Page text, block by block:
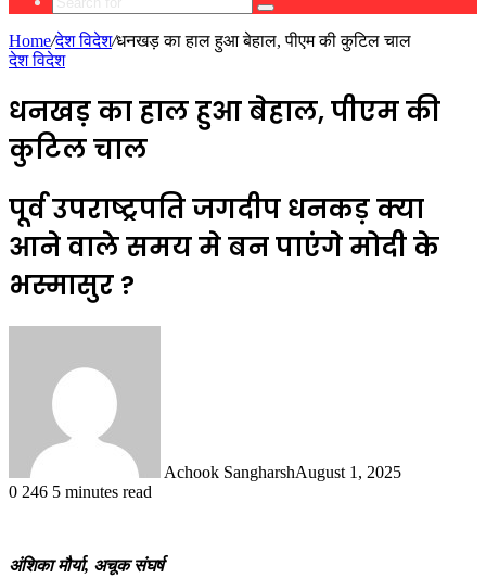
Search
Home/देश विदेश/धनखड़ का हाल हुआ बेहाल, पीएम की कुटिल चाल
देश विदेश
धनखड़ का हाल हुआ बेहाल, पीएम की
कुटिल चाल
पूर्व उपराष्ट्रपति जगदीप धनकड़ क्या
आने वाले समय मे बन पाएंगे मोदी के
भस्मासुर ?
Achook SangharshAugust 1, 2025
0 246 5 minutes read
अंशिका मौर्या, अचूक संघर्ष